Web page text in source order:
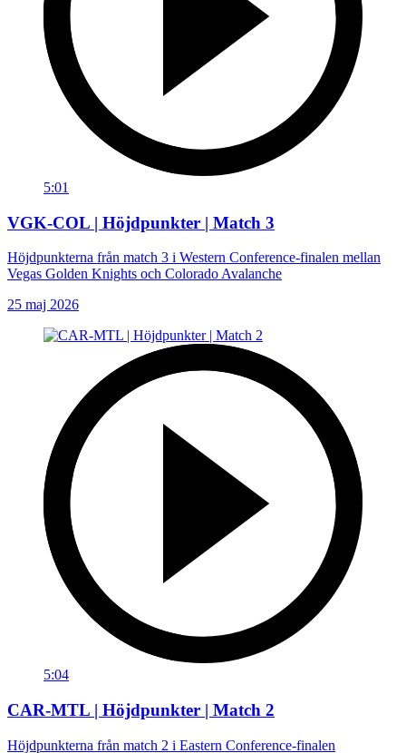
5:01
VGK-COL | Höjdpunkter | Match 3
Höjdpunkterna från match 3 i Western Conference-finalen mellan
Vegas Golden Knights och Colorado Avalanche
25 maj 2026
5:04
CAR-MTL | Höjdpunkter | Match 2
Höjdpunkterna från match 2 i Eastern Conference-finalen